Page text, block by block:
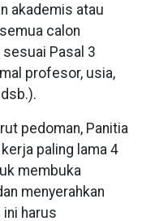
akademis atau
calon
Pasal 3
profesor, usia,
pedoman, Panitia
paling lama 4
membuka
menyerahkan
harus